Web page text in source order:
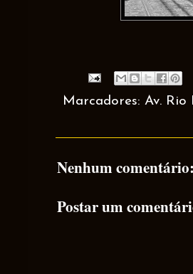
Marcadores: Av. Rio
Nenhum comentário:
Postar um